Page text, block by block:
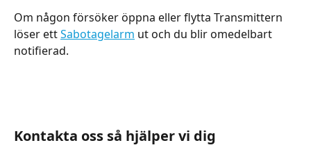
Om någon försöker öppna eller flytta Transmittern
löser ett Sabotagelarm ut och du blir omedelbart
notifierad.
Kontakta oss så hjälper vi dig